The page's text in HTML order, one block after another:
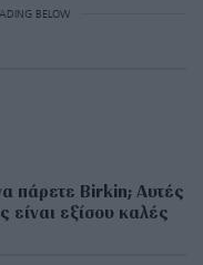
BELOW
πάρετε Birkin; Αυτές
είναι εξίσου καλές